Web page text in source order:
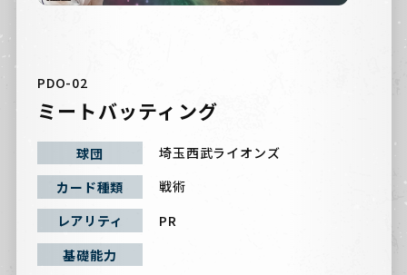
PDO-02
ミートバッティング
球団
埼玉西武ライオンズ
カード種類
戦術
レアリティ
PR
基礎能力